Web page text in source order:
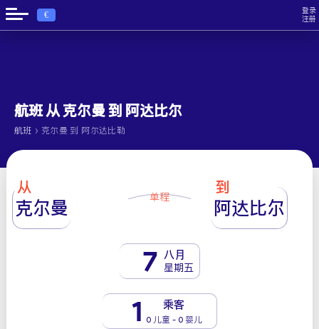
€
登录
注册
航班 从 克尔曼 到 阿达比尔
航班 › 克尔曼 到 阿尔达比勒
从
克尔曼 单程
到
阿达比尔
7 八月
星期五
1 乘客
0 儿童 - 0 婴儿